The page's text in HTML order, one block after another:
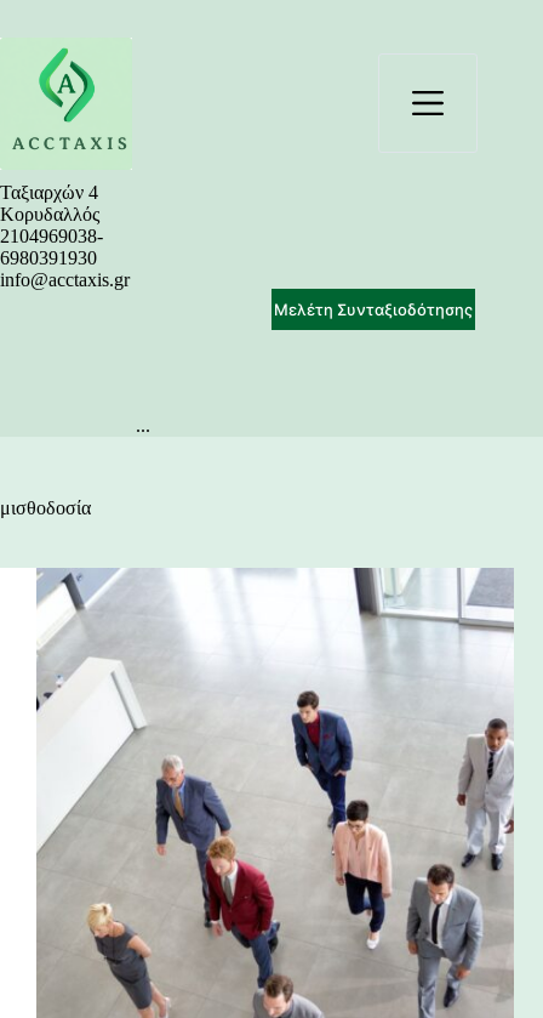
περιεχόμενο
Ταξιαρχών 4
Κορυδαλλός
2104969038-
6980391930
info@acctaxis.gr
...
Μελέτη Συνταξιοδότησης
μισθοδοσία